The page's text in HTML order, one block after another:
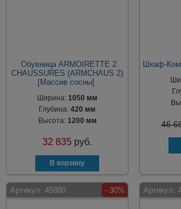
Обувница ARMOIRETTE 2
CHAUSSURES (ARMCHAUS 2)
[Массив сосны]
Ширина:1050 мм
Глубина:420 мм
Высота: 1200 мм
32 835 руб.
Шкаф-
46
Артикул: 45880 - 30% Артикул: